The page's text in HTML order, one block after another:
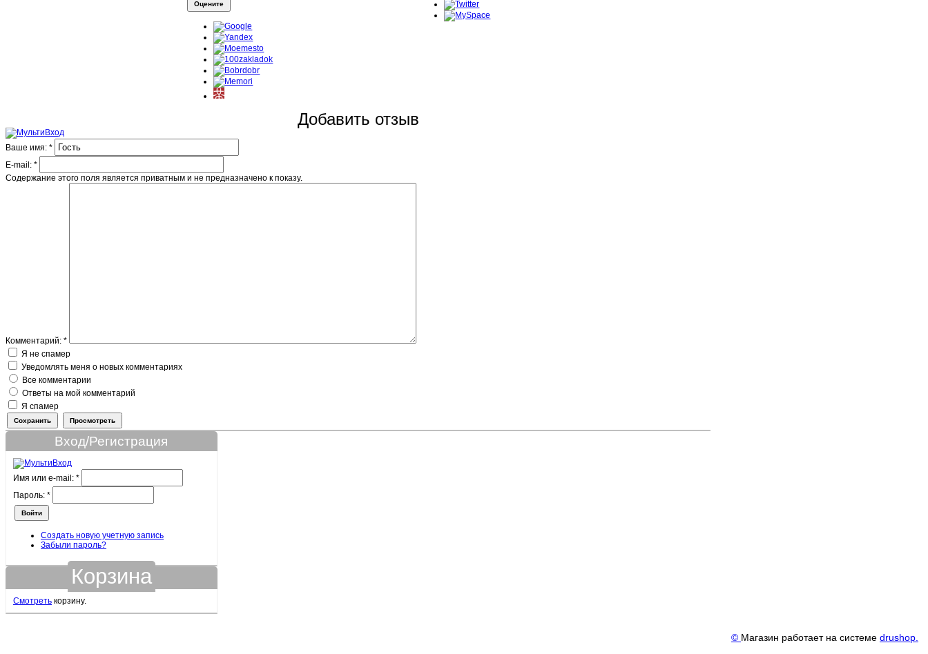
Добавить отзыв
Ваше имя: *
E-mail: *
Содержание этого поля является приватным и не предназначено к показу.
Комментарий: *
Я не спамер
Уведомлять меня о новых комментариях
Все комментарии
Ответы на мой комментарий
Я спамер
Вход/Регистрация
Имя или e-mail: *
Пароль: *
Создать новую учетную запись
Забыли пароль?
Корзина
Смотреть корзину.
© Магазин работает на системе drushop.